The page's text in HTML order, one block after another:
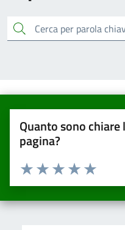
cerca
Quanto sono
pagina?
Valuta da 1 a 5 stelle la pagina
Valuta 5
Valuta 4
Valuta 3 stelle
Valuta 2 stelle su 5
Valuta una stella su 5